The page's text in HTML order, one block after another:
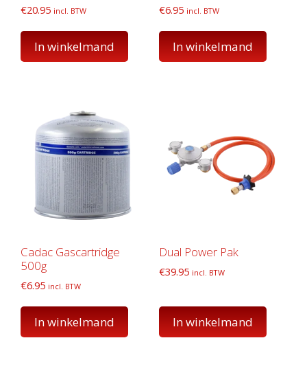
€20.95 incl. BTW
In winkelmand
€6.95 incl. BTW
In winkelmand
Cadac Gascartridge
500g
€6.95 incl. BTW
In winkelmand
Dual Power Pak
€39.95 incl. BTW
In winkelmand